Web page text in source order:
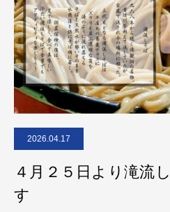
2026.04.17
４月２５日より滝流
す